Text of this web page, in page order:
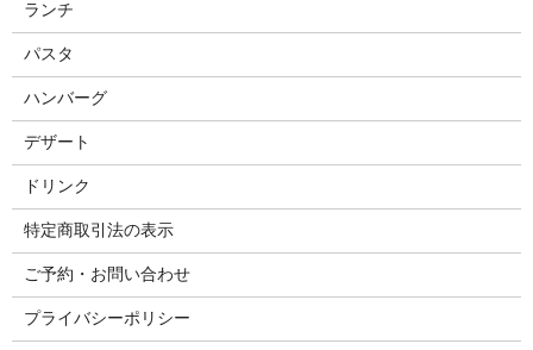
ランチ
パスタ
ハンバーグ
デザート
ドリンク
特定商取引法の表示
ご予約・お問い合わせ
プライバシーポリシー